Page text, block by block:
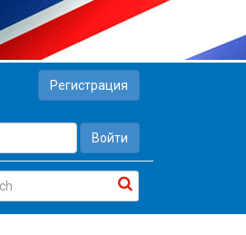
Регистрация
Войти